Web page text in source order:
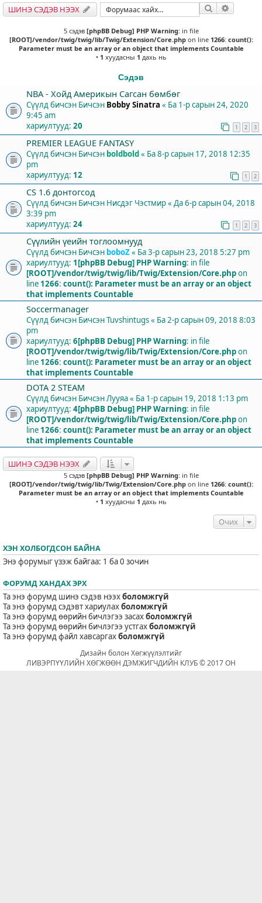
ШИНЭ СЭДЭВ НЭЭХ Хайлт
5 сэдэв [phpBB Debug] PHP Warning: in file
[ROOT]/vendor/twig/twig/lib/Twig/Extension/Core.phpon line 1266: count():
Parameter must be an array or an object that implements Countable
• 1 хуудасны 1 дахь нь
Сэдэв
NBA - Хойд Америкын Сагсан бөмбөг
Сүүлд бичсэн Бичсэн Bobby Sinatra « Ба 1-р сарын 24, 2020
9:45 am
хариултууд: 20 1 2 3
PREMIER LEAGUE FANTASY
Сүүлд бичсэн Бичсэн boldbold« Ба 8-р сарын 17, 2018 12:35
pm
хариултууд: 12 1 2
СS 1.6 донтогсод
Сүүлд бичсэн Бичсэн Нисдэг Чэстмир« Да 6-р сарын 04, 2018
3:39 pm
хариултууд: 24 1 2 3
Сүүлийн үеийн тоглоомнууд
Сүүлд бичсэн Бичсэн boboZ« Ба 3-р сарын 23, 2018 5:27 pm
хариултууд: 1[phpBB Debug] PHP Warning: in file
[ROOT]/vendor/twig/twig/lib/Twig/Extension/Core.phpon
line 1266: count(): Parameter must be an array or an object
that implements Countable
Soccermanager
Сүүлд бичсэн БичсэнTuvshintugs« Ба 2-р сарын 09, 2018 8:03
pm
хариултууд: 6[phpBB Debug] PHP Warning: in file
[ROOT]/vendor/twig/twig/lib/Twig/Extension/Core.phpon
line 1266: count(): Parameter must be an array or an object
that implements Countable
DOTA 2 STEAM
Сүүлд бичсэн БичсэнЛууяа« Ба 1-р сарын 19, 2018 1:13 pm
хариултууд: 4[phpBB Debug] PHP Warning: in file
[ROOT]/vendor/twig/twig/lib/Twig/Extension/Core.phpon
line 1266: count(): Parameter must be an array or an object
that implements Countable
ШИНЭ СЭДЭВ НЭЭХ
5 сэдэв [phpBB Debug] PHP Warning: in file
[ROOT]/vendor/twig/twig/lib/Twig/Extension/Core.phpon line 1266: count():
Parameter must be an array or an object that implements Countable
• 1 хуудасны 1 дахь нь
Очих
ХЭН ХОЛБОГДСОН БАЙНА
Энэ форумыг үзэж байгаа: 1 ба 0 зочин
ФОРУМД ХАНДАХ ЭРХ
Та энэ форумд шинэ сэдэв нээхболомжгүй
Та энэ форумд сэдэвт хариулахболомжгүй
Та энэ форумд өөрийн бичлэгээ засахболомжгүй
Та энэ форумд өөрийн бичлэгээ устгахболомжгүй
Та энэ форумд файл хавсаргахболомжгүй
Дизайн болон Хөгжүүлэлтийг
ЛИВЭРПҮҮЛИЙН ХӨГЖӨӨН ДЭМЖИГЧДИЙН КЛУБ © 2017 ОН